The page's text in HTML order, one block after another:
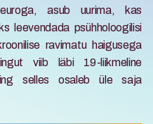
asub uurima, kas
leevendada psühholoogilisi
ravimatu haigusega
viib läbi 19-liikmeline
selles osaleb üle saja